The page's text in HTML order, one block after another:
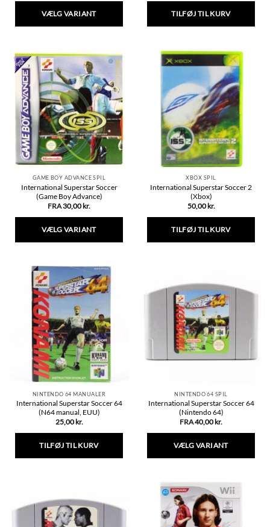
VÆLG VARIANT
har
flere
varianter.
Mulighederne
kan
vælges
på
varesiden
TILFØJ TIL KURV
GAME BOY ADVANCE SPIL
International Superstar Soccer
(Game Boy Advance)
FRA30,00 kr.
VÆLG VARIANT
har
flere
varianter.
Mulighederne
kan
vælges
på
varesiden
XBOX SPIL
International Superstar Soccer 2
(Xbox)
50,00 kr.
TILFØJ TIL KURV
NINTENDO 64 MANUALER
International Superstar Soccer 64
(N64 manual, EUU)
25,00 kr.
TILFØJ TIL KURV
NINTENDO 64 SPIL
International Superstar Soccer 64
(Nintendo 64)
FRA40,00 kr.
VÆLG VARIANT
har
flere
varianter.
Mulighederne